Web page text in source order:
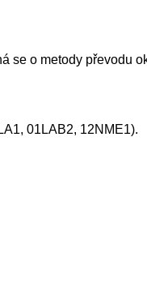
se o metody převodu
01LAB2, 12NME1).